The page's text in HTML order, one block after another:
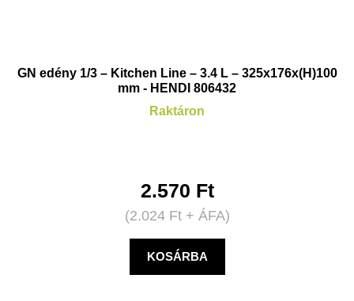
GN edény 1/3 – Kitchen Line – 3.4 L – 325x176x(H)100
mm - HENDI 806432
Raktáron
2.570 Ft
(2.024 Ft+ ÁFA)
KOSÁRBA